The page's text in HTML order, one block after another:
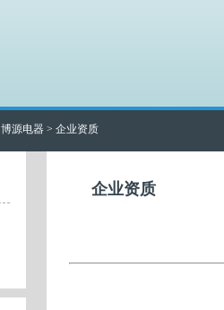
博源电器 > 企业资质
企业资质